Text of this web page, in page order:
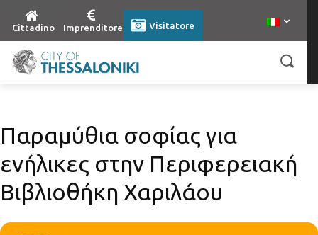
Cittadino Imprenditore Visitatore
Παραμύθια σοφίας για
ενήλικες στην Περιφερειακή
Βιβλιοθήκη Χαριλάου